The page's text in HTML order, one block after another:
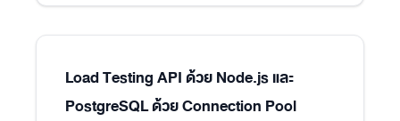
Load Testing API ด้วย Node.js และ
PostgreSQL ด้วย Connection Pool